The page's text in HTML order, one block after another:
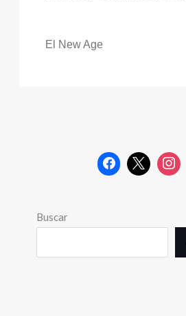
El New Age
Buscar